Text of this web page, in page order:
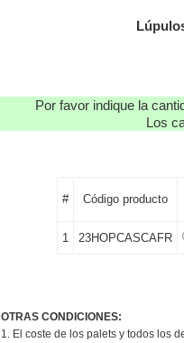
Por favor indique la
Los
# Código producto
1 23HOPCASCAFR
OTRAS CONDICIONES:
1. El coste de los palets y todos los